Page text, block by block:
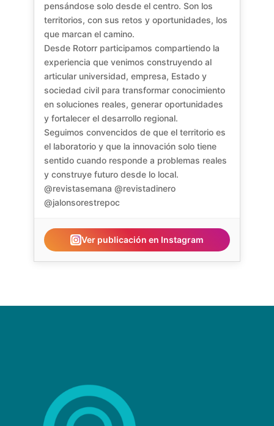
pensándose solo desde el centro. Son los
territorios, con sus retos y oportunidades, los
que marcan el camino.
Desde Rotorr participamos compartiendo la
experiencia que venimos construyendo al
articular universidad, empresa, Estado y
sociedad civil para transformar conocimiento
en soluciones reales, generar oportunidades
y fortalecer el desarrollo regional.
Seguimos convencidos de que el territorio es
el laboratorio y que la innovación solo tiene
sentido cuando responde a problemas reales
y construye futuro desde lo local.
@revistasemana @revistadinero
@jalonsorestrepoc
Ver publicación en Instagram